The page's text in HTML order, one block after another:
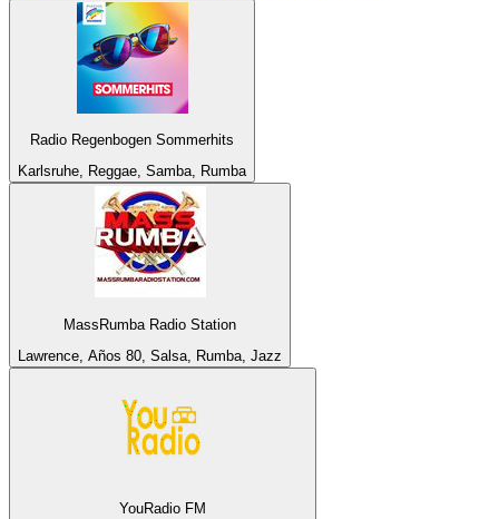
Radio Regenbogen Sommerhits
Karlsruhe, Reggae, Samba, Rumba
MassRumba Radio Station
Lawrence, Años 80, Salsa, Rumba, Jazz
YouRadio FM